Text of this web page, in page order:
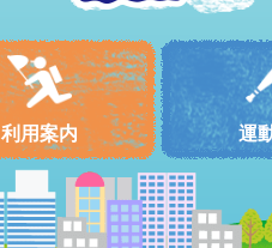
利用案内 運